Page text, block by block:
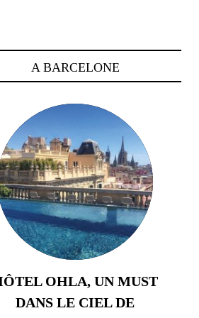
A BARCELONE
OHLA, UN MUST
DANS LE CIEL DE